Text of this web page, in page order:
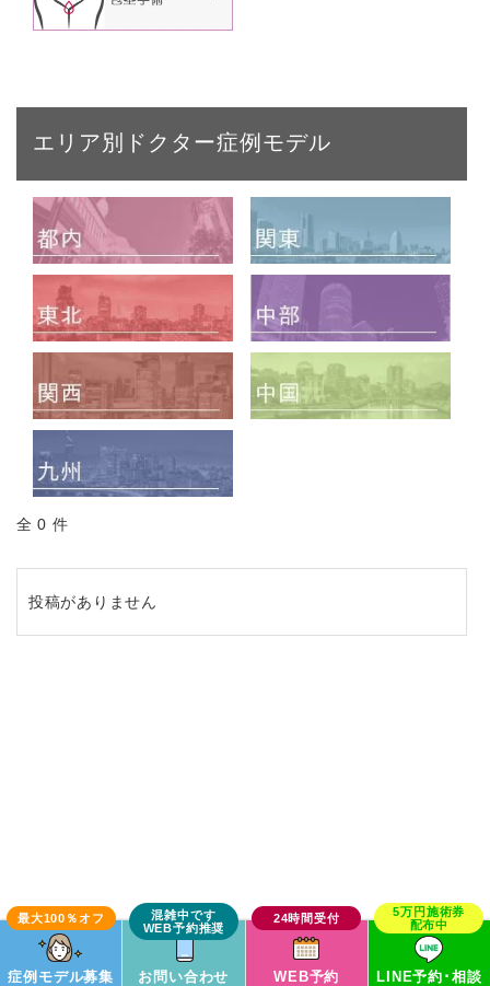
エリア別ドクター症例モデル
全 0 件
投稿がありません
症例モデル募集 お問い合わせ WEB予約 LINE予約･相談